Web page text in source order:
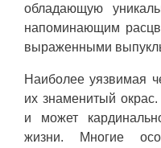
обладающую
напоминающим
выраженными
Наиболее уязвимая
их знаменитый
и может
жизни. Многие